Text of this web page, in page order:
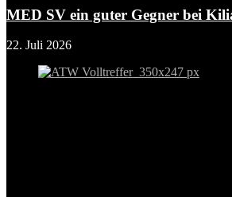
MED SV ein guter Gegner bei
22. Juli 2026